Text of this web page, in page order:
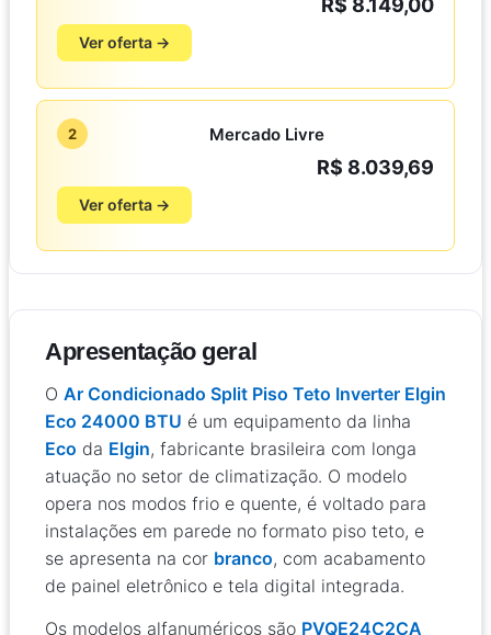
R$ 8.149,00
Ver oferta →
2 Mercado Livre
R$ 8.039,69
Ver oferta →
Apresentação geral
O Ar Condicionado Split Piso Teto Inverter Elgin
Eco 24000 BTU é um equipamento da linha
Eco da Elgin, fabricante brasileira com longa
atuação no setor de climatização. O modelo
opera nos modos frio e quente, é voltado para
instalações em parede no formato piso teto, e
se apresenta na cor branco, com acabamento
de painel eletrônico e tela digital integrada.
Os modelos alfanuméricos são PVQE24C2CA